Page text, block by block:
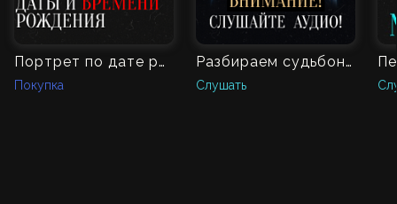
Портрет по дате рождения со временем
Покупка
Разбираем судьбоносный случай с пирамидами
Слушать